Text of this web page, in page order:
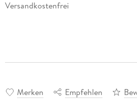
Versandkostenfrei
Merken Empfehlen